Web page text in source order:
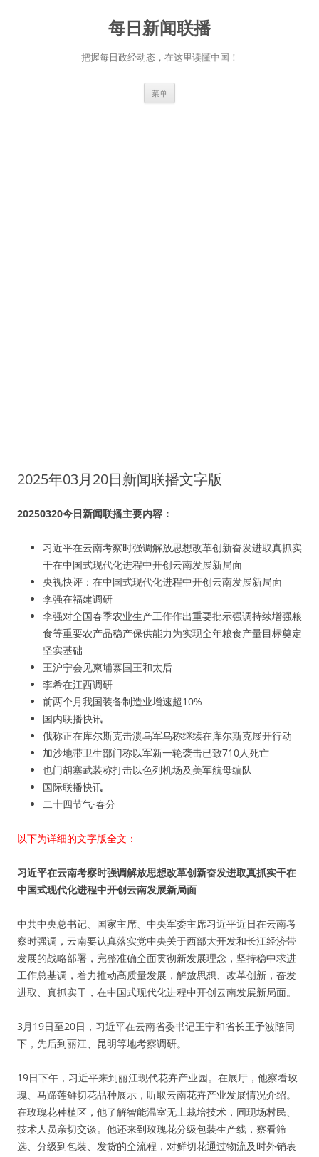
每日新闻联播
把握每日政经动态，在这里读懂中国！
菜单
2025年03月20日新闻联播文字版
20250320今日新闻联播主要内容：
习近平在云南考察时强调解放思想改革创新奋发进取真抓实
干在中国式现代化进程中开创云南发展新局面
央视快评：在中国式现代化进程中开创云南发展新局面
李强在福建调研
李强对全国春季农业生产工作作出重要批示强调持续增强粮
食等重要农产品稳产保供能力为实现全年粮食产量目标奠定
坚实基础
王沪宁会见柬埔寨国王和太后
李希在江西调研
前两个月我国装备制造业增速超10%
国内联播快讯
俄称正在库尔斯克击溃乌军乌称继续在库尔斯克展开行动
加沙地带卫生部门称以军新一轮袭击已致710人死亡
也门胡塞武装称打击以色列机场及美军航母编队
国际联播快讯
二十四节气·春分
以下为详细的文字版全文：
习近平在云南考察时强调解放思想改革创新奋发进取真抓实干在
中国式现代化进程中开创云南发展新局面
中共中央总书记、国家主席、中央军委主席习近平近日在云南考
察时强调，云南要认真落实党中央关于西部大开发和长江经济带
发展的战略部署，完整准确全面贯彻新发展理念，坚持稳中求进
工作总基调，着力推动高质量发展，解放思想、改革创新，奋发
进取、真抓实干，在中国式现代化进程中开创云南发展新局面。
3月19日至20日，习近平在云南省委书记王宁和省长王予波陪同
下，先后到丽江、昆明等地考察调研。
19日下午，习近平来到丽江现代花卉产业园。在展厅，他察看玫
瑰、马蹄莲鲜切花品种展示，听取云南花卉产业发展情况介绍。
在玫瑰花种植区，他了解智能温室无土栽培技术，同现场村民、
技术人员亲切交谈。他还来到玫瑰花分级包装生产线，察看筛
选、分级到包装、发货的全流程，对鲜切花通过物流及时外销表